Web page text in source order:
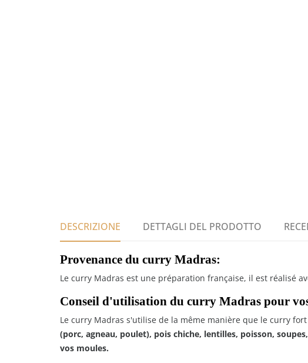
DESCRIZIONE DETTAGLI DEL PRODOTTO
Provenance du curry Madras:
Le curry Madras est une préparation française, il est réalisé
Conseil d'utilisation du curry Madras pour
Le curry Madras s'utilise de la même manière que le curry
(porc, agneau, poulet), pois chiche, lentilles, poisson,
vos moules.